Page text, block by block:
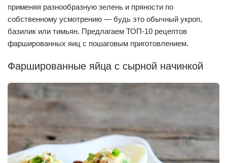
применяя разнообразную зелень и пряности по
собственному усмотрению — будь это обычный укроп,
базилик или тимьян. Предлагаем ТОП-10 рецептов
фаршированных яиц с пошаговым приготовлением.
Фаршированные яйца с сырной начинкой